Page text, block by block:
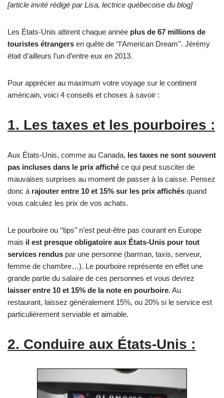
[article invité rédigé par Lisa, lectrice québecoise du blog]
Les États-Unis attirent chaque année plus de 67 millions de
touristes étrangers en quête de ‘’l’American Dream’’. Jérémy
était d’ailleurs l’un d’entre eux en 2013.
Pour apprécier au maximum votre voyage sur le continent
américain, voici 4 conseils et choses à savoir :
1. Les taxes et les pourboires :
Aux États-Unis, comme au Canada, les taxes ne sont souvent
pas incluses dans le prix affiché ce qui peut susciter de
mauvaises surprises au moment de passer à la caisse. Pensez
donc à rajouter entre 10 et 15% sur les prix affichés quand
vous calculez les prix de vos achats.
Le pourboire ou ‘’tips’’ n’est peut-être pas courant en Europe
mais il est presque obligatoire aux États-Unis pour tout
services rendus par une personne (barman, taxis, serveur,
femme de chambre…). Le pourboire représente en effet une
grande partie du salaire de ces personnes et vous devrez
laisser entre 10 et 15% de la note en pourboire. Au
restaurant, laissez généralement 15%, ou 20% si le service est
particulièrement serviable et aimable.
2. Conduire aux États-Unis :